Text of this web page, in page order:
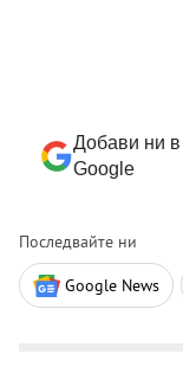
Добави ни в
Google
Последвайте ни
Google News